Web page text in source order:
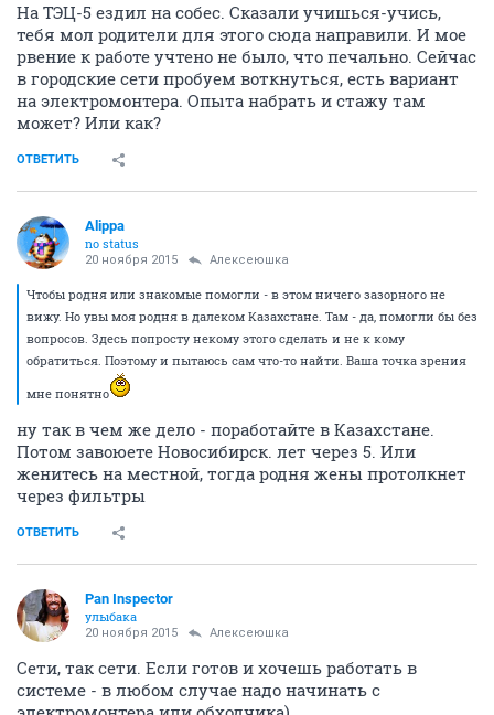
На ТЭЦ-5 ездил на собес. Сказали учишься-учись,
тебя мол родители для этого сюда направили. И мое
рвение к работе учтено не было, что печально. Сейчас
в городские сети пробуем воткнуться, есть вариант
на электромонтера. Опыта набрать и стажу там
может? Или как?
ОТВЕТИТЬ
Alippa
no status
20 ноября 2015 Алексеюшка
Чтобы родня или знакомые помогли - в этом ничего зазорного не
вижу. Но увы моя родня в далеком Казахстане. Там - да, помогли бы без
вопросов. Здесь попросту некому этого сделать и не к кому
обратиться. Поэтому и пытаюсь сам что-то найти. Ваша точка зрения
мне понятно
ну так в чем же дело - поработайте в Казахстане.
Потом завоюете Новосибирск. лет через 5. Или
женитесь на местной, тогда родня жены протолкнет
через фильтры
ОТВЕТИТЬ
Pan Inspector
улыбака
20 ноября 2015 Алексеюшка
Сети, так сети. Если готов и хочешь работать в
системе - в любом случае надо начинать с